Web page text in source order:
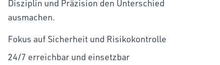
Disziplin und Präzision den Unterschied
ausmachen.
Fokus auf Sicherheit und Risikokontrolle
24/7 erreichbar und einsetzbar